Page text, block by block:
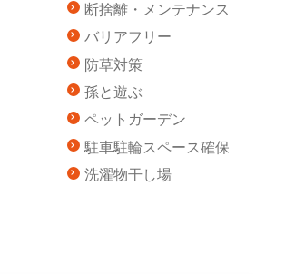
断捨離・メンテナンス
バリアフリー
防草対策
孫と遊ぶ
ペットガーデン
駐車駐輪スペース確保
洗濯物干し場